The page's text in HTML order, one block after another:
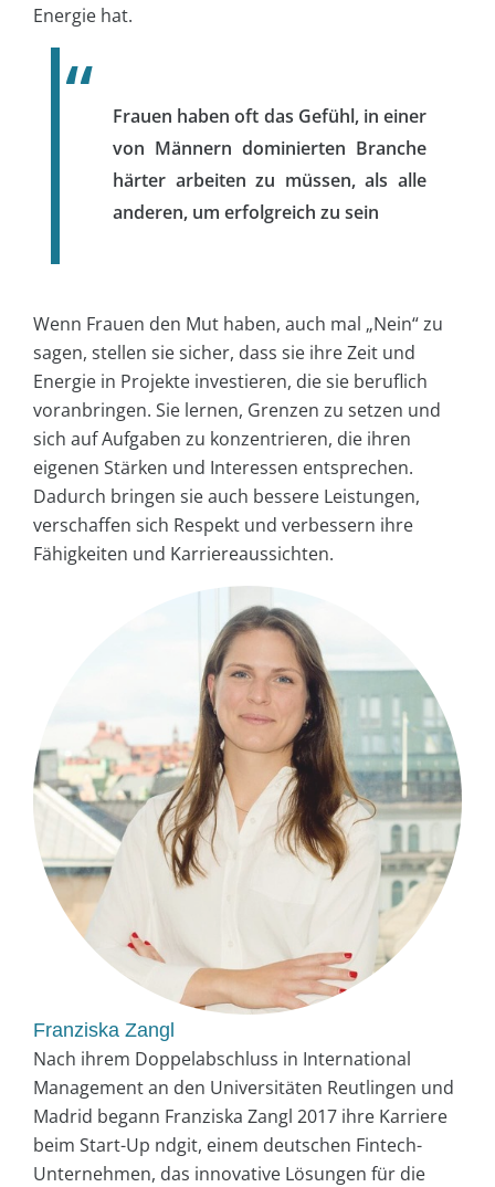
Energie hat.
Frauen haben oft das Gefühl, in einer
von Männern dominierten Branche
härter arbeiten zu müssen, als alle
anderen, um erfolgreich zu sein
Wenn Frauen den Mut haben, auch mal „Nein“ zu
sagen, stellen sie sicher, dass sie ihre Zeit und
Energie in Projekte investieren, die sie beruflich
voranbringen. Sie lernen, Grenzen zu setzen und
sich auf Aufgaben zu konzentrieren, die ihren
eigenen Stärken und Interessen entsprechen.
Dadurch bringen sie auch bessere Leistungen,
verschaffen sich Respekt und verbessern ihre
Fähigkeiten und Karriereaussichten.
Franziska Zangl
Nach ihrem Doppelabschluss in International
Management an den Universitäten Reutlingen und
Madrid begann Franziska Zangl 2017 ihre Karriere
beim Start-Up ndgit, einem deutschen Fintech-
Unternehmen, das innovative Lösungen für die